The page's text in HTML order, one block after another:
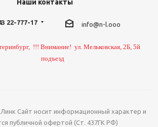
Наши контакты
22-777-17 info@n-l.ooo
!!! Внимание! ул. Мельковская, 2Б, 5й
подъезд
Сайт носит информационный характер и
публичной офертой (Ст. 437ГК РФ)